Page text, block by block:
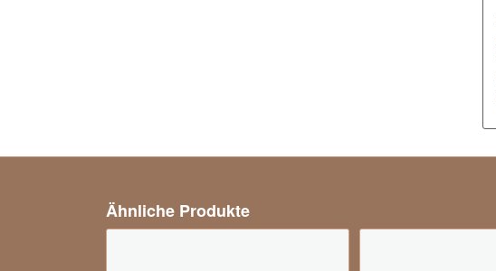
Ähnliche Produkte